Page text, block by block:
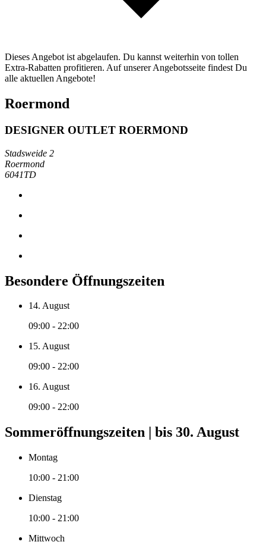
Dieses Angebot ist abgelaufen. Du kannst weiterhin von tollen
Extra-Rabatten profitieren. Auf unserer Angebotsseite findest Du
alle aktuellen Angebote!
Roermond
DESIGNER OUTLET ROERMOND
Stadsweide 2
Roermond
6041TD
Besondere Öffnungszeiten
14. August
09:00 - 22:00
15. August
09:00 - 22:00
16. August
09:00 - 22:00
Sommeröffnungszeiten | bis 30. August
Montag
10:00 - 21:00
Dienstag
10:00 - 21:00
Mittwoch